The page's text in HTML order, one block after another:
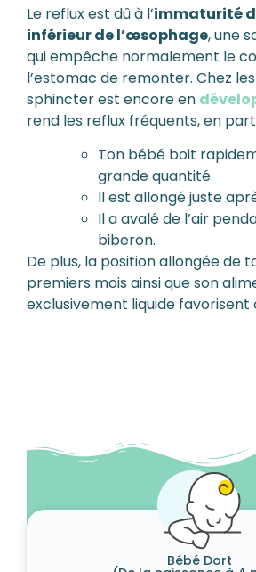
Le reflux est dû à l’immaturité
inférieur de l’œsophage, une
qui empêche normalement le
l’estomac de remonter. Chez
sphincter est encore en
rend les reflux fréquents, en
Ton bébé boit
grande quantité.
Il est allongé juste
Il a avalé de l’air
biberon.
De plus, la position allongée de
premiers mois ainsi que son
exclusivement liquide favorisent
Bébé Dort